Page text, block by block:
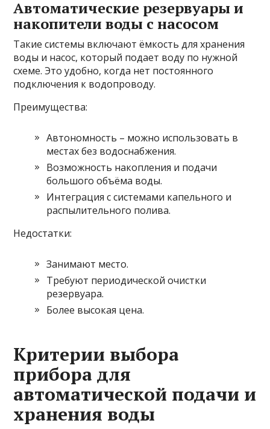
Автоматические резервуары и
накопители воды с насосом
Такие системы включают ёмкость для хранения
воды и насос, который подает воду по нужной
схеме. Это удобно, когда нет постоянного
подключения к водопроводу.
Преимущества:
Автономность – можно использовать в
местах без водоснабжения.
Возможность накопления и подачи
большого объёма воды.
Интеграция с системами капельного и
распылительного полива.
Недостатки:
Занимают место.
Требуют периодической очистки
резервуара.
Более высокая цена.
Критерии выбора
прибора для
автоматической подачи и
хранения воды